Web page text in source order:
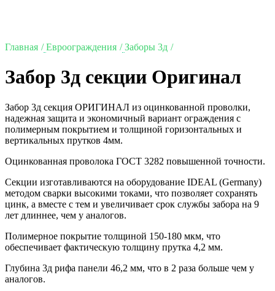
Главная Евроограждения Заборы 3д
Забор 3д секции Оригинал
Забор 3д секция ОРИГИНАЛ из оцинкованной проволки,
надежная защита и экономичный вариант ограждения с
полимерным покрытием и толщиной горизонтальных и
вертикальных прутков 4мм.
Оцинкованная проволока ГОСТ 3282 повышенной точности.
Секции изготавливаются на оборудование IDEAL (Germany)
методом сварки высокими токами, что позволяет сохранять
цинк, а вместе с тем и увеличивает срок службы забора на 9
лет длиннее, чем у аналогов.
Полимерное покрытие толщиной 150-180 мкм, что
обеспечивает фактическую толщину прутка 4,2 мм.
Глубина 3д рифа панели 46,2 мм, что в 2 раза больше чем у
аналогов.